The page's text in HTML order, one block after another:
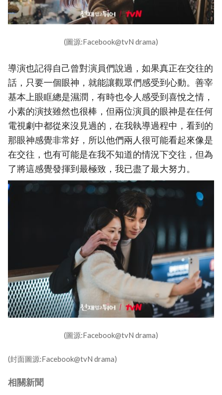
(圖源:Facebook@tvN drama)
導演也記得自己曾對演員們說過，如果真正在交往的
話，只要一個眼神，就能讓觀眾們感受到心動。善宰
基本上眼眶總是濕潤，有時也令人感受到喜悅之情，
小素的演技雖然也很棒，但兩位演員的眼神是在任何
電視劇中都從來沒見過的，在我執導過程中，看到的
那眼神感覺非常好，所以他們兩人很可能看起來像是
在交往，也有可能是在我不知道的情況下交往，但為
了將這感覺發揮到最極致，我已盡了最大努力。
(圖源:Facebook@tvN drama)
(封面圖源:Facebook@tvN drama)
相關新聞